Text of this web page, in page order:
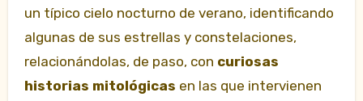
un típico cielo nocturno de verano, identificando
algunas de sus estrellas y constelaciones,
relacionándolas, de paso, con curiosas
historias mitológicas en las que intervienen